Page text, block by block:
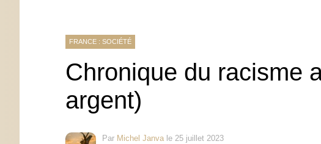
FRANCE : SOCIÉTÉ
Chronique du racisme
argent)
Par Michel Janva le 25 juillet 2023